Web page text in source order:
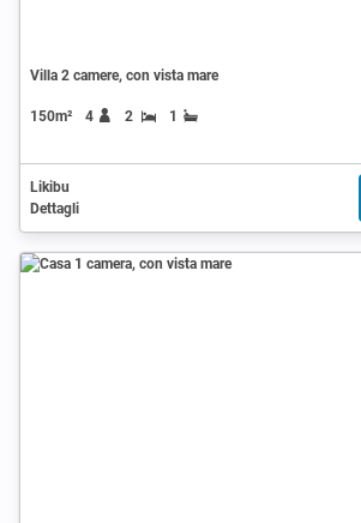
Villa 2 camere, con vista mare
150m² 4 2 1
Likibu
Dettagli